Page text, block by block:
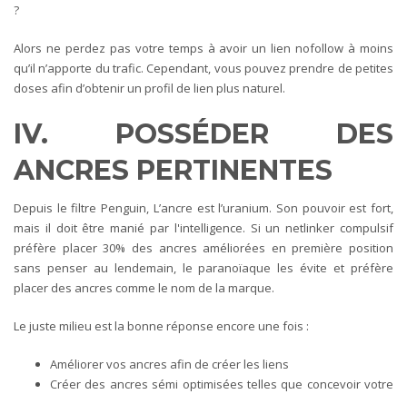
?
Alors ne perdez pas votre temps à avoir un lien nofollow à moins
qu’il n’apporte du trafic. Cependant, vous pouvez prendre de petites
doses afin d’obtenir un profil de lien plus naturel.
IV. POSSÉDER DES
ANCRES PERTINENTES
Depuis le filtre Penguin, L’ancre est l’uranium. Son pouvoir est fort,
mais il doit être manié par l'intelligence. Si un netlinker compulsif
préfère placer 30% des ancres améliorées en première position
sans penser au lendemain, le paranoïaque les évite et préfère
placer des ancres comme le nom de la marque.
Le juste milieu est la bonne réponse encore une fois :
Améliorer vos ancres afin de créer les liens
Créer des ancres sémi optimisées telles que concevoir votre